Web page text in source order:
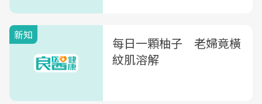
新知
每日一顆柚子 老婦竟橫
紋肌溶解